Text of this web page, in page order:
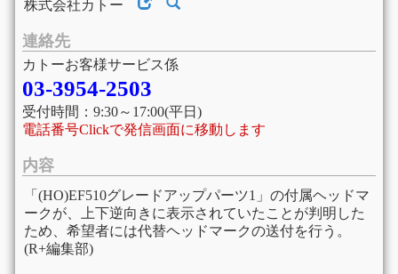
株式会社カトー
連絡先
カトーお客様サービス係
03-3954-2503
受付時間：9:30～17:00(平日)
電話番号Clickで発信画面に移動します
内容
「(HO)EF510グレードアップパーツ1」の付属ヘッドマ
ークが、上下逆向きに表示されていたことが判明した
ため、希望者には代替ヘッドマークの送付を行う。
(R+編集部)